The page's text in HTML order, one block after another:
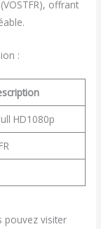
offrant
:
HD1080p
pouvez visiter